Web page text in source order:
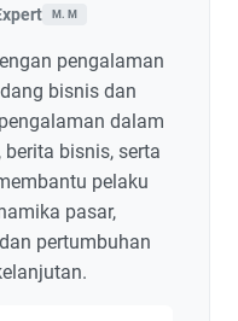
M. M
pengalaman
bisnis dan
dalam
bisnis, serta
pelaku
pasar,
pertumbuhan